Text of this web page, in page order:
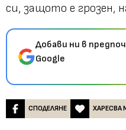
си, защото е грозен,
Добави ни в
Google
СПОДЕЛЯНЕ ХАРЕСВА